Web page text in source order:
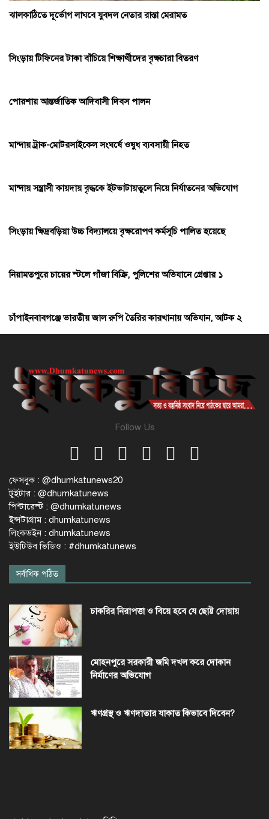
ঝালকাঠিতে দূর্ভোগ লাঘবে যুবদল নেতার রাস্তা মেরামত
সিংড়ায় টিফিনের টাকা বাঁচিয়ে শিক্ষার্থীদের বৃক্ষচারা বিতরণ
পোরশায় আন্তর্জাতিক আদিবাসী দিবস পালন
মান্দায় ট্রাক-মোটরসাইকেল সংঘর্ষে ওষুধ ব্যবসায়ী নিহত
মান্দায় সন্ত্রাসী কায়দায় বৃদ্ধকে ইটভাটায়তুলে নিয়ে নির্যাতনের অভিযোগ
সিংড়ায় ক্ষিদ্রবড়িয়া উচ্চ বিদ্যালয়ে বৃক্ষরোপণ কর্মসূচি পালিত হয়েছে
নিয়ামতপুরে চায়ের স্টলে গাঁজা বিক্রি, পুলিশের অভিযানে গ্রেপ্তার ১
চাঁপাইনবাবগঞ্জে ভারতীয় জাল রুপি তৈরির কারখানায় অভিযান, আটক ২
Follow Us
ফেসবুক : @dhumkatunews20
টুইটার : @dhumkatunews
পিন্টারেস্ট : @dhumkatunews
ইন্সটাগ্রাম : dhumkatunews
লিংকডইন : dhumkatunews
ইউটিউব ভিডিও : #dhumkatunews
সর্বাধিক পঠিত
চাকরির নিরাপত্তা ও বিয়ে হবে যে ছোট্ট দোয়ায়
মোহনপুরে সরকারী জমি দখল করে দোকান
নির্মাণের অভিযোগ
ঋণগ্রস্থ ও ঋণদাতার যাকাত কিভাবে দিবেন?